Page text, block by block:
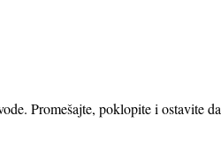
Promešajte, poklopite i ostavite da